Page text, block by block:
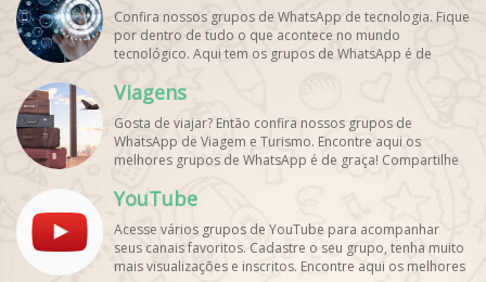
Confira nossos grupos de WhatsApp de tecnologia. Fique
por dentro de tudo o que acontece no mundo
tecnológico. Aqui tem os grupos de WhatsApp é de
Viagens
Gosta de viajar? Então confira nossos grupos de
WhatsApp de Viagem e Turismo. Encontre aqui os
melhores grupos de WhatsApp é de graça! Compartilhe
YouTube
Acesse vários grupos de YouTube para acompanhar
seus canais favoritos. Cadastre o seu grupo, tenha muito
mais visualizações e inscritos. Encontre aqui os melhores